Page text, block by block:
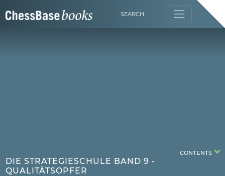
SEARCH
DIE STRATEGIESCHULE BAND 9 -
QUALITÄTSOPFER
CONTENTS